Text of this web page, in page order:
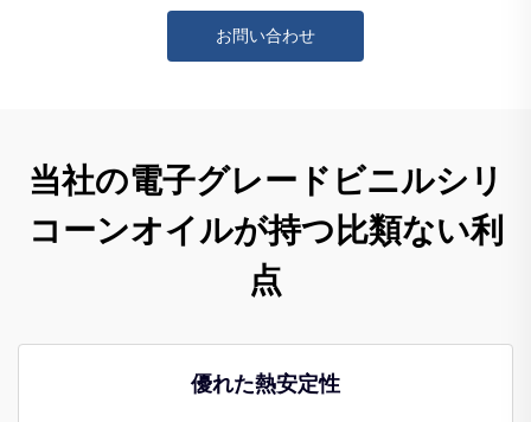
お問い合わせ
当社の電子グレードビニルシリ
コーンオイルが持つ比類ない利
点
優れた熱安定性